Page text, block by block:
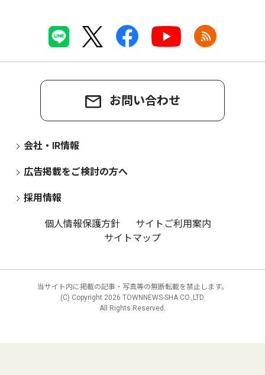
お問い合わせ
会社・IR情報
広告掲載をご検討の方へ
採用情報
個人情報保護方針
サイトご利用案内
サイトマップ
当サイト内に掲載の記事・写真等の無断転載を禁止します。
(C) Copyright 2026 TOWNNEWS-SHA CO.,LTD.
All Rights Reserved.